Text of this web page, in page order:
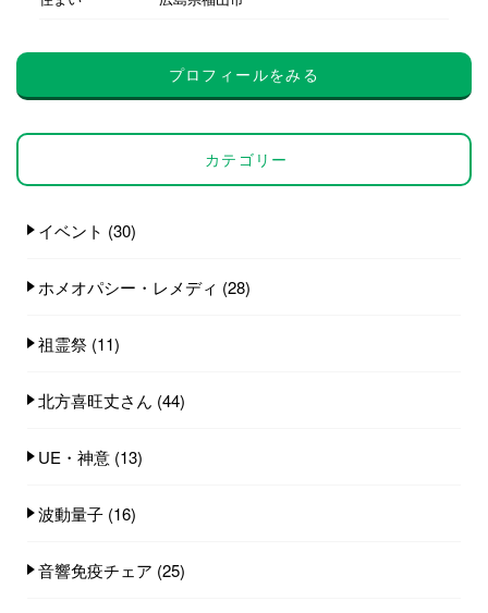
プロフィールをみる
カテゴリー
イベント (30)
ホメオパシー・レメディ (28)
祖霊祭 (11)
北方喜旺丈さん (44)
UE・神意 (13)
波動量子 (16)
音響免疫チェア (25)